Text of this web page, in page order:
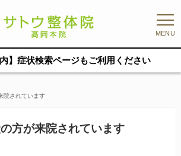
MENU
内】症状検索ページもご利用ください
院されています
方が来院されています